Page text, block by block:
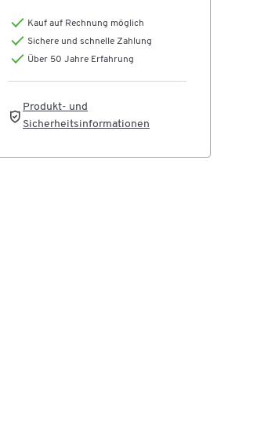
Kauf auf Rechnung möglich
Sichere und schnelle Zahlung
Über 50 Jahre Erfahrung
Produkt- und
Sicherheitsinformationen